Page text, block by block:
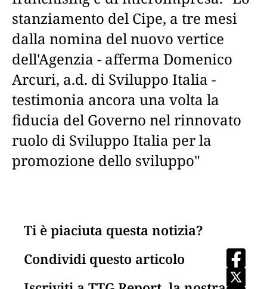
stanziamento del Cipe, a tre mesi
dalla nomina del nuovo vertice
dell'Agenzia - afferma Domenico
Arcuri, a.d. di Sviluppo Italia -
testimonia ancora una volta la
fiducia del Governo nel rinnovato
ruolo di Sviluppo Italia per la
promozione dello sviluppo"
Ti è piaciuta questa notizia?
Condividi questo articolo